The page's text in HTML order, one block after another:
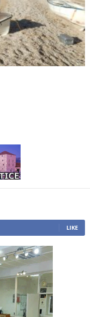
LIKE